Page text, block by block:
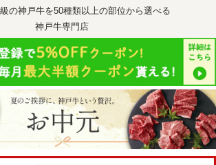
の神戸牛を50種類以上の部位から選べる
神戸牛専門店